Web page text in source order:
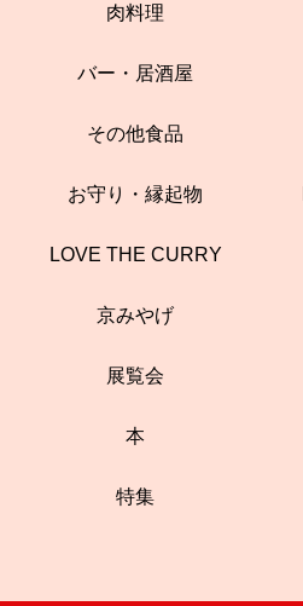
肉料理
バー・居酒屋
その他食品
お守り・縁起物
LOVE THE CURRY
京みやげ
展覧会
本
特集